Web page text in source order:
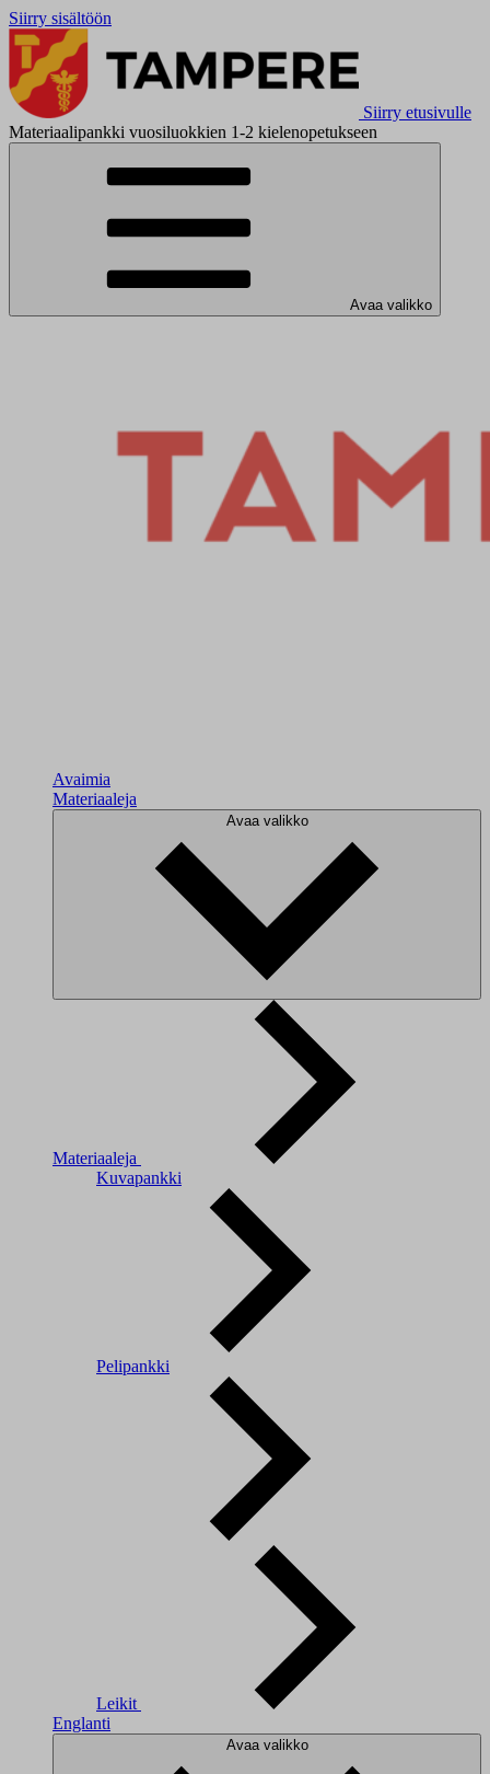
Siirry sisältöön
Siirry etusivulle
Materiaalipankki vuosiluokkien 1-2 kielenopetukseen
Avaa valikko
Avaimia
Materiaaleja
Avaa valikko
Materiaaleja
Kuvapankki
Pelipankki
Leikit
Englanti
Avaa valikko